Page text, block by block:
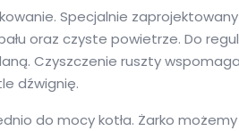
Specjalnie
oraz czyste powietrze. Do
Czyszczenie ruszty
dźwignię.
do mocy kotła. Żarko